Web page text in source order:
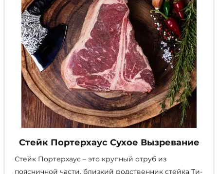
товара.
Стейк Портерхаус Сухое Вызревание
Стейк Портерхаус – это крупный отруб из
поясничной части, близкий родственник стейка Ти-